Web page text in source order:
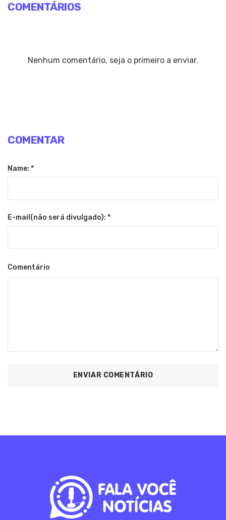
COMENTÁRIOS
Nenhum comentário, seja o primeiro a enviar.
COMENTAR
Name: *
E-mail(não será divulgado): *
Comentário